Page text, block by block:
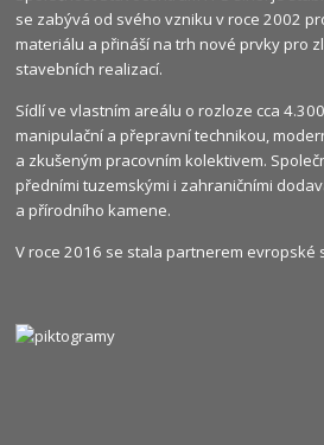
se zabývá od svého vzniku v roce 2002
materiálu a přináší na trh nové prvky pro
stavebních realizací.
Sídlí ve vlastním areálu o rozloze cca
manipulační a přepravní technikou,
a zkušeným pracovním kolektivem.
předními tuzemskými i zahraničními
a přírodního kamene.
V roce 2016 se stala partnerem evropské